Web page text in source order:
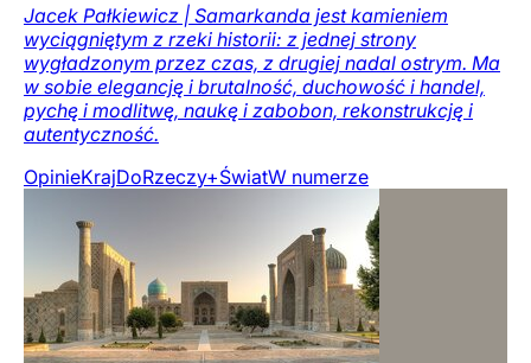
Jacek Pałkiewicz | Samarkanda jest kamieniem
wyciągniętym z rzeki historii: z jednej strony
wygładzonym przez czas, z drugiej nadal ostrym. Ma
w sobie elegancję i brutalność, duchowość i handel,
pychę i modlitwę, naukę i zabobon, rekonstrukcję i
autentyczność.
OpinieKrajDoRzeczy+ŚwiatW numerze